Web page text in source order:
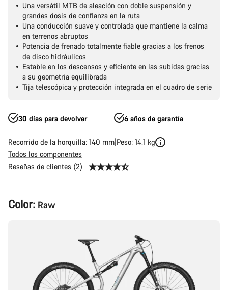
Una versátil MTB de aleación con doble suspensión y
grandes dosis de confianza en la ruta
Una conducción suave y controlada que mantiene la calma
en terrenos abruptos
Potencia de frenado totalmente fiable gracias a los frenos
de disco hidráulicos
Estable en los descensos y eficiente en las subidas gracias
a su geometría equilibrada
Tija telescópica y protección integrada en el cuadro de serie
30 días para devolver 6 años de garantía
Recorrido de la horquilla: 140 mm Peso: 14.1 kg
Todos los componentes
Reseñas de clientes (2)
Configuración
del
Color: Raw